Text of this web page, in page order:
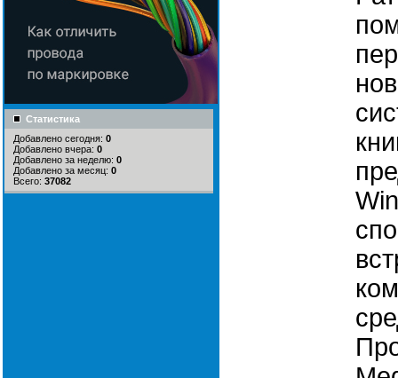
Статистика
Добавлено сегодня: 0
Добавлено вчера: 0
Добавлено за неделю: 0
Добавлено за месяц: 0
Всего: 37082